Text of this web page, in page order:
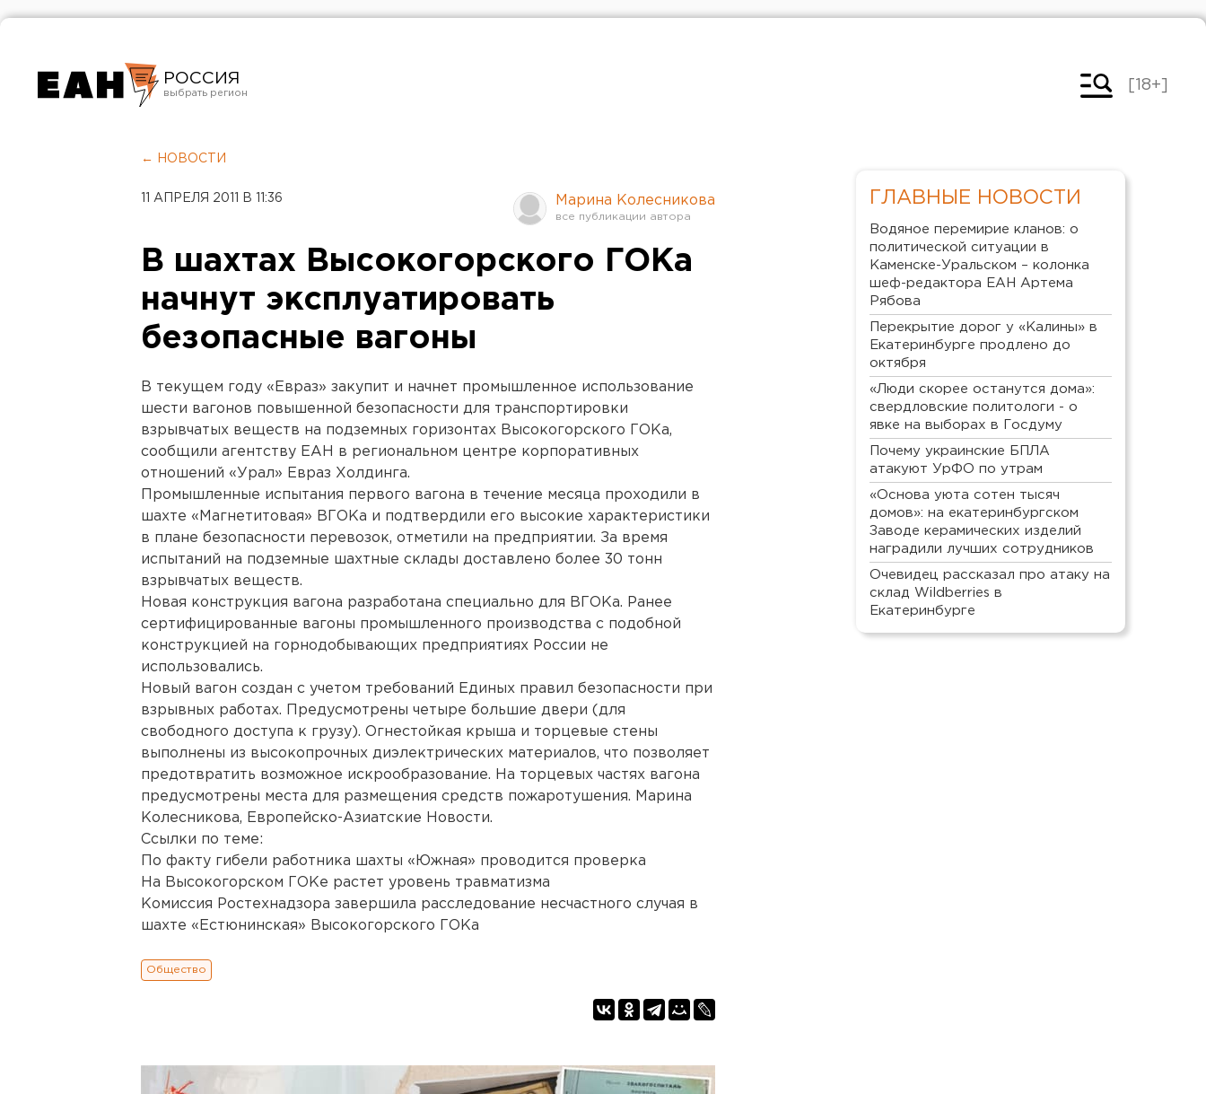
РОССИЯ
Челябинск
[18+]
← НОВОСТИ
11 АПРЕЛЯ 2011 В 11:36 Марина Колесникова
В шахтах Высокогорского ГОКа
начнут эксплуатировать
безопасные вагоны
В текущем году «Евраз» закупит и начнет промышленное использование
шести вагонов повышенной безопасности для транспортировки
взрывчатых веществ на подземных горизонтах Высокогорского ГОКа,
сообщили агентству ЕАН в региональном центре корпоративных
отношений «Урал» Евраз Холдинга.
Промышленные испытания первого вагона в течение месяца проходили в
шахте «Магнетитовая» ВГОКа и подтвердили его высокие характеристики
в плане безопасности перевозок, отметили на предприятии. За время
испытаний на подземные шахтные склады доставлено более 30 тонн
взрывчатых веществ.
Новая конструкция вагона разработана специально для ВГОКа. Ранее
сертифицированные вагоны промышленного производства с подобной
конструкцией на горнодобывающих предприятиях России не
использовались.
Новый вагон создан с учетом требований Единых правил безопасности при
взрывных работах. Предусмотрены четыре большие двери (для
свободного доступа к грузу). Огнестойкая крыша и торцевые стены
выполнены из высокопрочных диэлектрических материалов, что позволяет
предотвратить возможное искрообразование. На торцевых частях вагона
предусмотрены места для размещения средств пожаротушения. Марина
Колесникова, Европейско-Азиатские Новости.
Ссылки по теме:
По факту гибели работника шахты «Южная» проводится проверка
На Высокогорском ГОКе растет уровень травматизма
Комиссия Ростехнадзора завершила расследование несчастного случая в
шахте «Естюнинская» Высокогорского ГОКа
Общество
ГЛАВНЫЕ НОВОСТИ
Водяное перемирие кланов: о
политической ситуации в
Каменске-Уральском – колонка
шеф-редактора ЕАН Артема
Рябова
Перекрытие дорог у «Калины» в
Екатеринбурге продлено до
октября
«Люди скорее останутся дома»:
свердловские политологи - о
явке на выборах в Госдуму
Почему украинские БПЛА
атакуют УрФО по утрам
«Основа уюта сотен тысяч
домов»: на екатеринбургском
Заводе керамических изделий
наградили лучших сотрудников
Очевидец рассказал про атаку на
склад Wildberries в
Екатеринбурге